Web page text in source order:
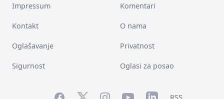
Impressum Komentari
Kontakt O nama
Oglašavanje Privatnost
Sigurnost Oglasi za posao
FacebookTwitterInstagramYouTubeLinkedIn